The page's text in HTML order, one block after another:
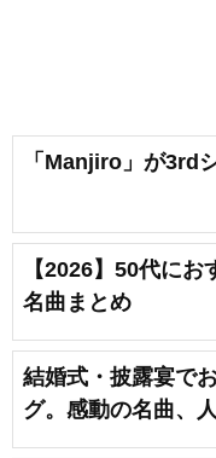
「Manjiro」が3rd
【2026】50代に
名曲まとめ
結婚式・披露宴で
グ。感動の名曲、